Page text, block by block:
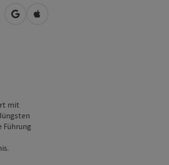
in Google Maps öffnen
in Apple Maps öffnen
mit
Führung